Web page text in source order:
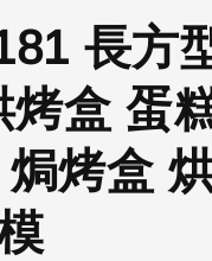
長方
烤盒 蛋
烤盒